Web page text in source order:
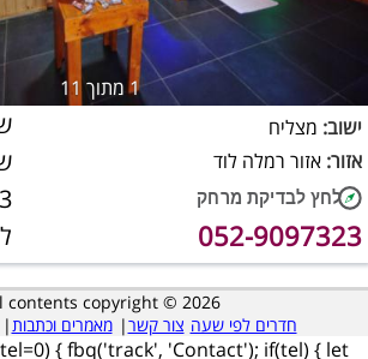
1מתוך 11
3 שעות
ישוב: מצליח
אזור: אזור רמלה לוד
052-9097323
contents copyright © 2026
חדרים לפי שעה צור קשר| מאמרים וכתבות|
{ fbq('track', 'Contact'); if(tel) { let